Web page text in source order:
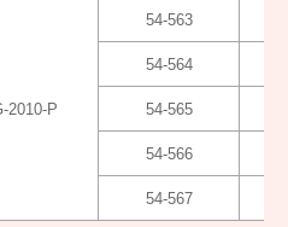
2010-P
54-563
54-564
54-565
54-566
54-567